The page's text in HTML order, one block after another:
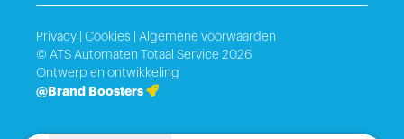
Ontwerp en ontwikkeling
@Brand Boosters
© ATS Automaten Totaal Service 2026
Privacy Cookies Algemene voorwaarden